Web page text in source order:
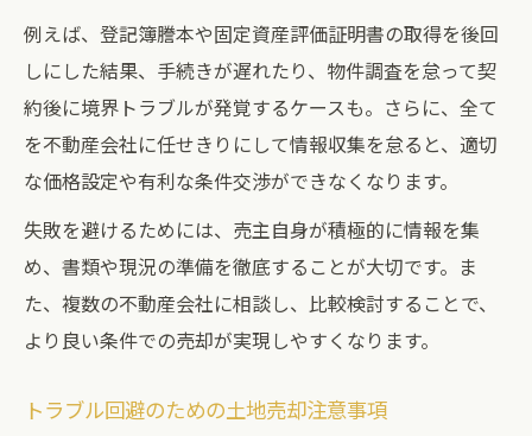
例えば、登記簿謄本や固定資産評価証明書の取得を後回
しにした結果、手続きが遅れたり、物件調査を怠って契
約後に境界トラブルが発覚するケースも。さらに、全て
を不動産会社に任せきりにして情報収集を怠ると、適切
な価格設定や有利な条件交渉ができなくなります。
失敗を避けるためには、売主自身が積極的に情報を集
め、書類や現況の準備を徹底することが大切です。ま
た、複数の不動産会社に相談し、比較検討することで、
より良い条件での売却が実現しやすくなります。
トラブル回避のための土地売却注意事項